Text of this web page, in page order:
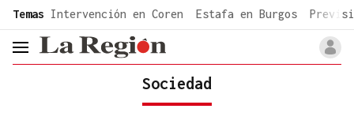
common.go-to-content
Temas Intervención en Coren Estafa en Burgos
header.menu.open
Sociedad